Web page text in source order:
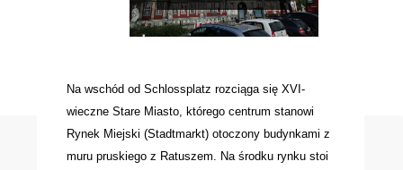
Na wschód od Schlossplatz rozciąga się XVI-
wieczne Stare Miasto, którego centrum stanowi
Rynek Miejski (Stadtmarkt) otoczony budynkami z
muru pruskiego z Ratuszem. Na środku rynku stoi